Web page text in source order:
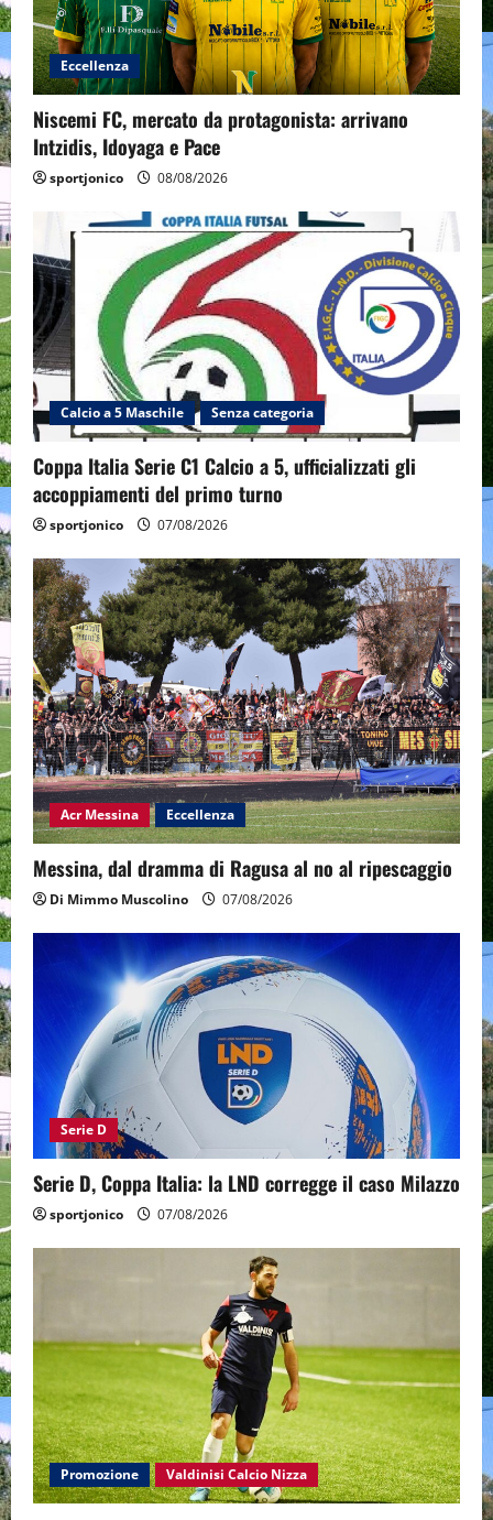
Eccellenza
Niscemi FC, mercato da protagonista: arrivano
Intzidis, Idoyaga e Pace
sportjonico 08/08/2026
Calcio a 5 Maschile Senza categoria
Coppa Italia Serie C1 Calcio a 5, ufficializzati gli
accoppiamenti del primo turno
sportjonico 07/08/2026
Acr Messina Eccellenza
Messina, dal dramma di Ragusa al no al ripescaggio
Di Mimmo Muscolino 07/08/2026
Serie D
Serie D, Coppa Italia: la LND corregge il caso Milazzo
sportjonico 07/08/2026
Promozione Valdinisi Calcio Nizza